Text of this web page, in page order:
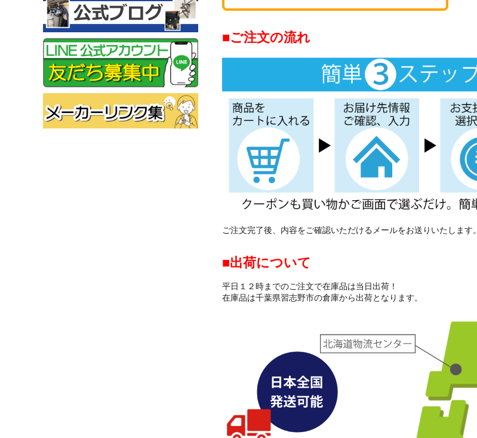
ご注文の流れ
ご注文完了後、内容をご確認いただけるメールをお送りいたします。
出荷について
平日１２時までのご注文で在庫品は当日出荷！
在庫品は千葉県習志野市の倉庫から出荷となります。